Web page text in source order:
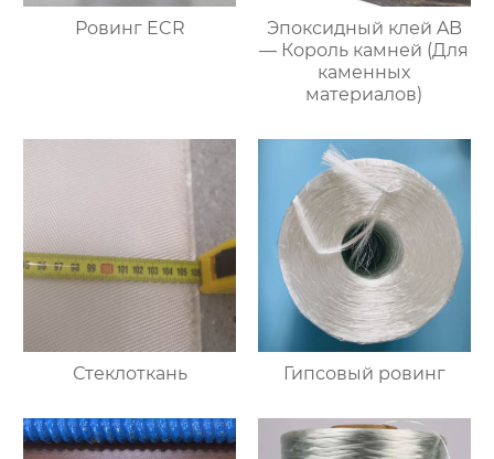
Ровинг ECR
Эпоксидный клей AB
— Король камней (Для
каменных
материалов)
Стеклоткань Гипсовый ровинг